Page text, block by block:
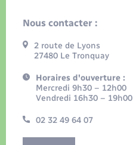
Nous contacter :
2 route de Lyons
27480 Le Tronquay
Horaires d'ouverture :
Mercredi 9h30 – 12h00
Vendredi 16h30 – 19h00
02 32 49 64 07